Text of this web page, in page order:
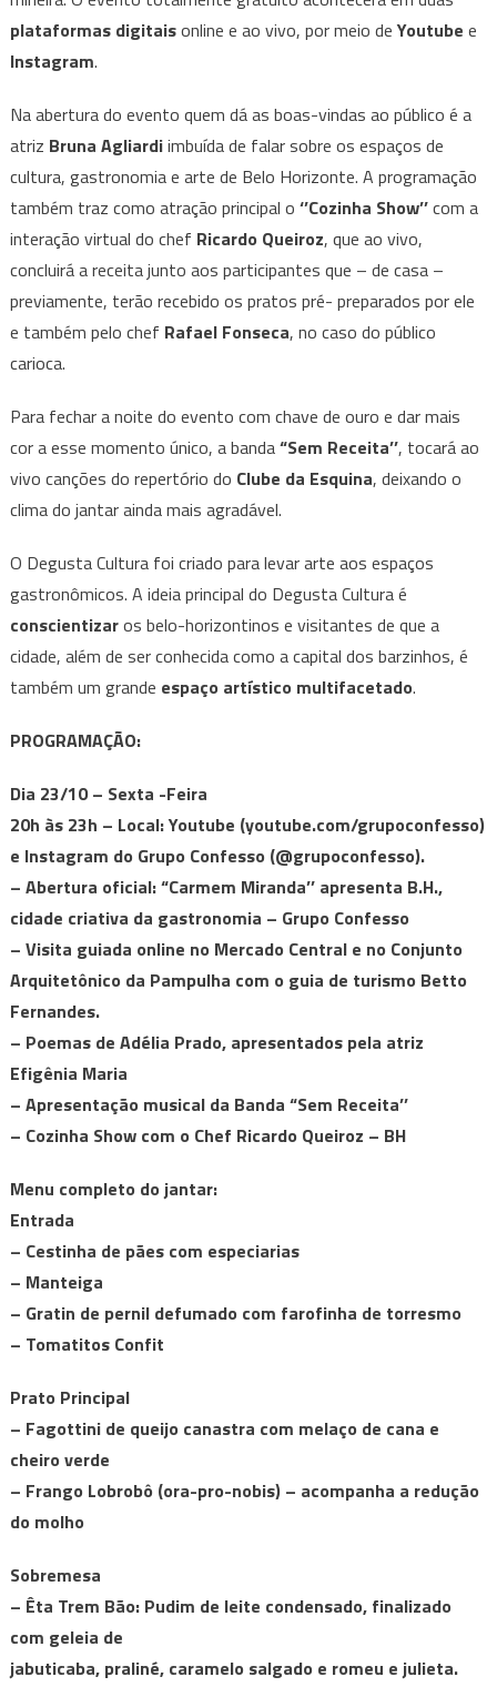
Grupo
Confesso
plataformas digitaisonline e ao vivo, por meio deYoutube e
Instagram.
Na abertura do evento quem dá as boas-vindas ao público é a
atriz Bruna Agliardiimbuída de falar sobre os espaços de
cultura, gastronomia e arte de Belo Horizonte. A programação
também traz como atração principal o ‘’Cozinha Show’’com a
interação virtual do chef Ricardo Queiroz, que ao vivo,
concluirá a receita junto aos participantes que – de casa –
previamente, terão recebido os pratos pré- preparados por ele
e também pelo chef Rafael Fonseca, no caso do público
carioca.
Para fechar a noite do evento com chave de ouro e dar mais
cor a esse momento único, a banda“Sem Receita’’, tocará ao
vivo canções do repertório do Clube da Esquina, deixando o
clima do jantar ainda mais agradável.
O Degusta Cultura foi criado para levar arte aos espaços
gastronômicos. A ideia principal do Degusta Cultura é
conscientizaros belo-horizontinos e visitantes de que a
cidade, além de ser conhecida como a capital dos barzinhos, é
também um grande espaço artístico multifacetado.
PROGRAMAÇÃO:
Dia 23/10 – Sexta -Feira
20h às 23h – Local: Youtube (youtube.com/grupoconfesso)
e Instagram do Grupo Confesso (@grupoconfesso).
– Abertura oficial: “Carmem Miranda’’ apresenta B.H.,
cidade criativa da gastronomia – Grupo Confesso
– Visita guiada online no Mercado Central e no Conjunto
Arquitetônico da Pampulha com o guia de turismo Betto
Fernandes.
– Poemas de Adélia Prado, apresentados pela atriz
Efigênia Maria
– Apresentação musical da Banda “Sem Receita’’
– Cozinha Show com o Chef Ricardo Queiroz – BH
Menu completo do jantar:
Entrada
– Cestinha de pães com especiarias
– Manteiga
– Gratin de pernil defumado com farofinha de torresmo
– Tomatitos Confit
Prato Principal
– Fagottini de queijo canastra com melaço de cana e
cheiro verde
– Frango Lobrobô (ora-pro-nobis) – acompanha a redução
do molho
Sobremesa
– Êta Trem Bão: Pudim de leite condensado, finalizado
com geleia de
jabuticaba, praliné, caramelo salgado e romeu e julieta.